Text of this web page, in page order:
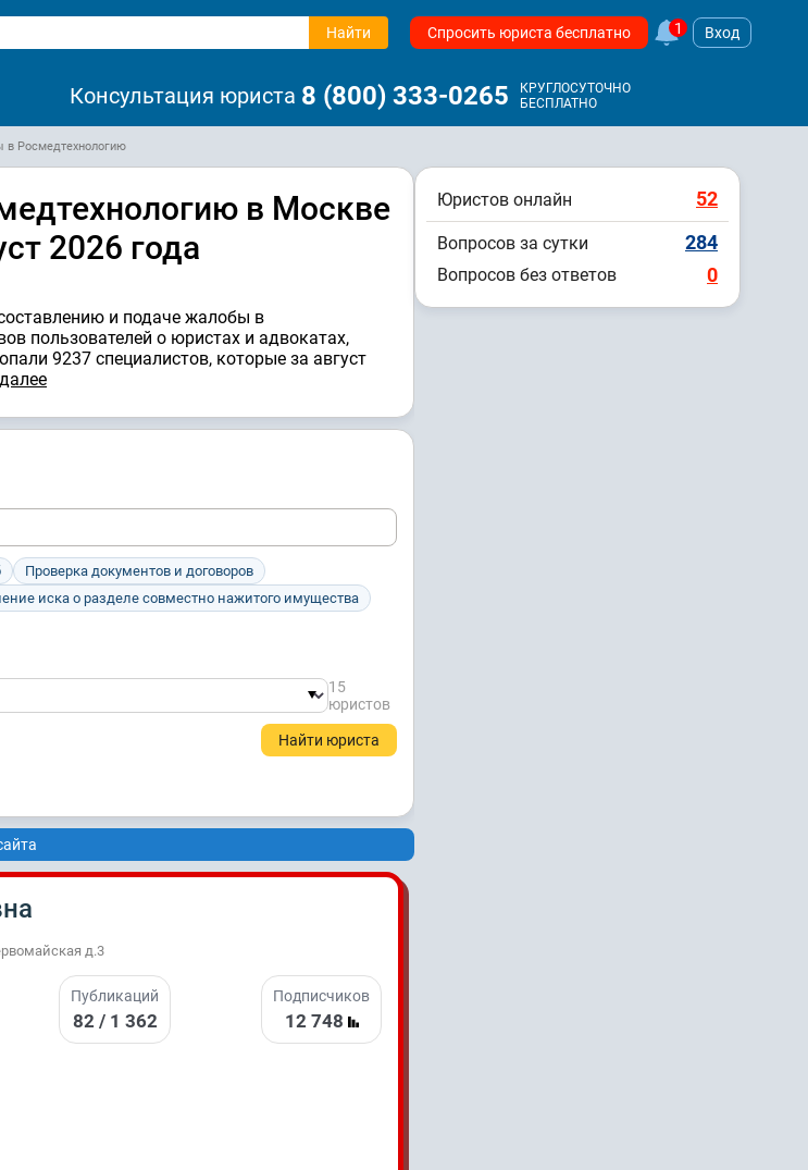
Найти Спросить юриста бесплатно 1 Вход
Консультация юриста 8 (800) 333-0265
КРУГЛОСУТОЧНО
БЕСПЛАТНО
в Росмедтехнологию
в Москве
2026 года
и подаче жалобы в
пользователей о юристах и адвокатах,
9237 специалистов, которые за август
Проверка документов и договоров
иска о разделе совместно нажитого имущества
15
юристов
д.3
Публикаций
82 / 1 362
Подписчиков
12 748
Юристов онлайн 52
Вопросов за сутки 284
Вопросов без ответов 0